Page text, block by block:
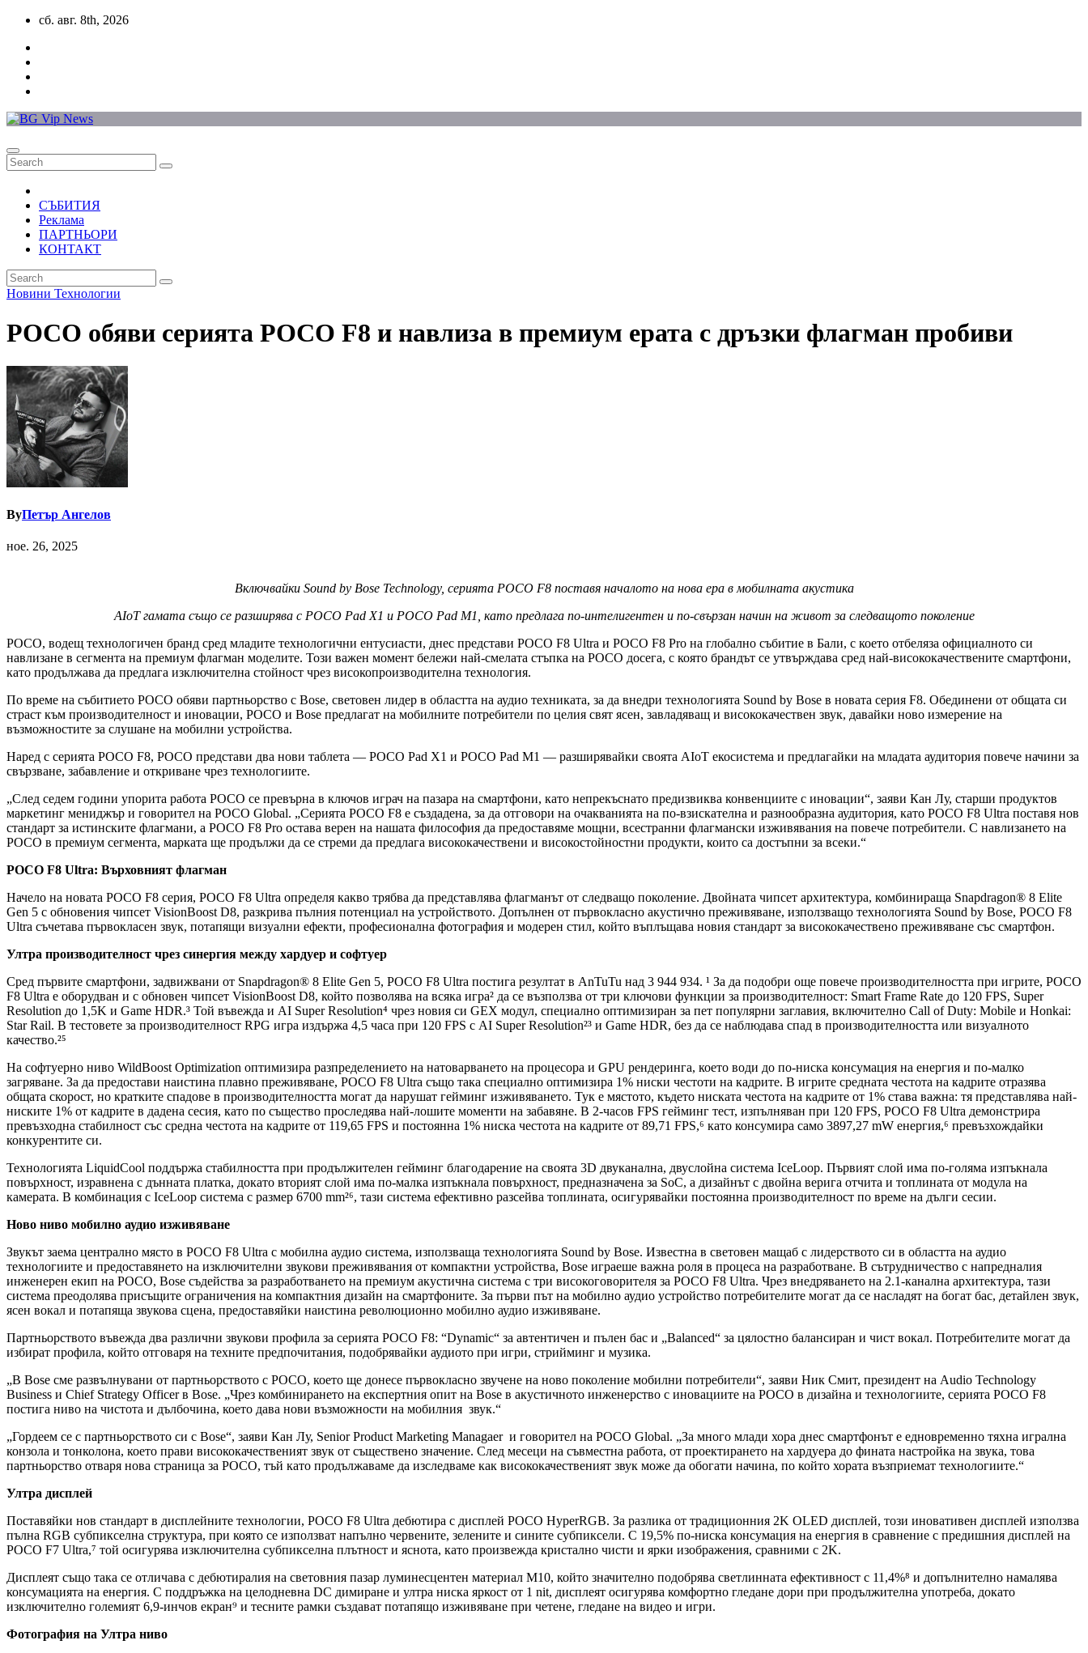
Skip
content
сб. авг. 8th, 2026
СЪБИТИЯ
Реклама
ПАРТНЬОРИ
КОНТАКТ
Новини Технологии
POCO обяви серията POCO F8 и навлиза в премиум ерата с дръзки флагман пробиви
ByПетър Ангелов
ное. 26, 2025
Включвайки Sound by Bose Technology, серията POCO F8 поставя началото на нова ера в мобилната акустика
AIoT гамата също се разширява с POCO Pad X1 и POCO Pad M1, като предлага по-интелигентен и по-свързан начин на живот за следващото поколение
POCO, водещ технологичен бранд сред младите технологични ентусиасти, днес представи POCO F8 Ultra и POCO F8 Pro на глобално събитие в Бали, с което отбеляза официалното си
навлизане в сегмента на премиум флагман моделите. Този важен момент бележи най-смелата стъпка на POCO досега, с която брандът се утвърждава сред най-висококачествените смартфони,
като продължава да предлага изключителна стойност чрез високопроизводителна технология.
По време на събитието POCO обяви партньорство с Bose, световен лидер в областта на аудио техниката, за да внедри технологията Sound by Bose в новата серия F8. Обединени от общата си
страст към производителност и иновации, POCO и Bose предлагат на мобилните потребители по целия свят ясен, завладяващ и висококачествен звук, давайки ново измерение на
възможностите за слушане на мобилни устройства.
Наред с серията POCO F8, POCO представи два нови таблета — POCO Pad X1 и POCO Pad M1 — разширявайки своята AIoT екосистема и предлагайки на младата аудитория повече начини за
свързване, забавление и откриване чрез технологиите.
„След седем години упорита работа POCO се превърна в ключов играч на пазара на смартфони, като непрекъснато предизвиква конвенциите с иновации“, заяви Кан Лу, старши продуктов
маркетинг мениджър и говорител на POCO Global. „Серията POCO F8 е създадена, за да отговори на очакванията на по-взискателна и разнообразна аудитория, като POCO F8 Ultra поставя нов
стандарт за истинските флагмани, а POCO F8 Pro остава верен на нашата философия да предоставяме мощни, всестранни флагмански изживявания на повече потребители. С навлизането на
POCO в премиум сегмента, марката ще продължи да се стреми да предлага висококачествени и високостойностни продукти, които са достъпни за всеки.“
POCO F8 Ultra: Върховният флагман
Начело на новата POCO F8 серия, POCO F8 Ultra определя какво трябва да представлява флагманът от следващо поколение. Двойната чипсет архитектура, комбинираща Snapdragon® 8 Elite
Gen 5 с обновения чипсет VisionBoost D8, разкрива пълния потенциал на устройството. Допълнен от първокласно акустично преживяване, използващо технологията Sound by Bose, POCO F8
Ultra съчетава първокласен звук, потапящи визуални ефекти, професионална фотография и модерен стил, който въплъщава новия стандарт за висококачествено преживяване със смартфон.
Ултра производителност чрез синергия между хардуер и софтуер
Сред първите смартфони, задвижвани от Snapdragon® 8 Elite Gen 5, POCO F8 Ultra постига резултат в AnTuTu над 3 944 934. ¹ За да подобри още повече производителността при игрите, POCO
F8 Ultra е оборудван и с обновен чипсет VisionBoost D8, който позволява на всяка игра² да се възползва от три ключови функции за производителност: Smart Frame Rate до 120 FPS, Super
Resolution до 1,5K и Game HDR.³ Той въвежда и AI Super Resolution⁴ чрез новия си GEX модул, специално оптимизиран за пет популярни заглавия, включително Call of Duty: Mobile и Honkai:
Star Rail. В тестовете за производителност RPG игра издържа 4,5 часа при 120 FPS с AI Super Resolution²³ и Game HDR, без да се наблюдава спад в производителността или визуалното
качество.²⁵
На софтуерно ниво WildBoost Optimization оптимизира разпределението на натоварването на процесора и GPU рендеринга, което води до по-ниска консумация на енергия и по-малко
загряване. За да предостави наистина плавно преживяване, POCO F8 Ultra също така специално оптимизира 1% ниски честоти на кадрите. В игрите средната честота на кадрите отразява
общата скорост, но кратките спадове в производителността могат да нарушат гейминг изживяването. Тук е мястото, където ниската честота на кадрите от 1% става важна: тя представлява най-
ниските 1% от кадрите в дадена сесия, като по същество проследява най-лошите моменти на забавяне. В 2-часов FPS гейминг тест, изпълняван при 120 FPS, POCO F8 Ultra демонстрира
превъзходна стабилност със средна честота на кадрите от 119,65 FPS и постоянна 1% ниска честота на кадрите от 89,71 FPS,⁶ като консумира само 3897,27 mW енергия,⁶ превъзхождайки
конкурентите си.
Технологията LiquidCool поддържа стабилността при продължителен гейминг благодарение на своята 3D двуканална, двуслойна система IceLoop. Първият слой има по-голяма изпъкнала
повърхност, изравнена с дънната платка, докато вторият слой има по-малка изпъкнала повърхност, предназначена за SoC, а дизайнът с двойна верига отчита и топлината от модула на
камерата. В комбинация с IceLoop система с размер 6700 mm²⁶, тази система ефективно разсейва топлината, осигурявайки постоянна производителност по време на дълги сесии.
Ново ниво мобилно аудио изживяване
Звукът заема централно място в POCO F8 Ultra с мобилна аудио система, използваща технологията Sound by Bose. Известна в световен мащаб с лидерството си в областта на аудио
технологиите и предоставянето на изключителни звукови преживявания от компактни устройства, Bose играеше важна роля в процеса на разработване. В сътрудничество с напредналия
инженерен екип на POCO, Bose съдейства за разработването на премиум акустична система с три високоговорителя за POCO F8 Ultra. Чрез внедряването на 2.1-канална архитектура, тази
система преодолява присъщите ограничения на компактния дизайн на смартфоните. За първи път на мобилно аудио устройство потребителите могат да се насладят на богат бас, детайлен звук,
ясен вокал и потапяща звукова сцена, предоставяйки наистина революционно мобилно аудио изживяване.
Партньорството въвежда два различни звукови профила за серията POCO F8: “Dynamic“ за автентичен и пълен бас и „Balanced“ за цялостно балансиран и чист вокал. Потребителите могат да
избират профила, който отговаря на техните предпочитания, подобрявайки аудиото при игри, стрийминг и музика.
„В Bose сме развълнувани от партньорството с POCO, което ще донесе първокласно звучене на ново поколение мобилни потребители“, заяви Ник Смит, президент на Audio Technology
Business и Chief Strategy Officer в Bose. „Чрез комбинирането на експертния опит на Bose в акустичното инженерство с иновациите на POCO в дизайна и технологиите, серията POCO F8
постига ниво на чистота и дълбочина, което дава нови възможности на мобилния звук.“
„Гордеем се с партньорството си с Bose“, заяви Кан Лу, Senior Product Marketing Managaer и говорител на POCO Global. „За много млади хора днес смартфонът е едновременно тяхна игрална
конзола и тонколона, което прави висококачественият звук от съществено значение. След месеци на съвместна работа, от проектирането на хардуера до фината настройка на звука, това
партньорство отваря нова страница за POCO, тъй като продължаваме да изследваме как висококачественият звук може да обогати начина, по който хората възприемат технологиите.“
Ултра дисплей
Поставяйки нов стандарт в дисплейните технологии, POCO F8 Ultra дебютира с дисплей POCO HyperRGB. За разлика от традиционния 2K OLED дисплей, този иновативен дисплей използва
пълна RGB субпикселна структура, при която се използват напълно червените, зелените и сините субпиксели. С 19,5% по-ниска консумация на енергия в сравнение с предишния дисплей на
POCO F7 Ultra,⁷ той осигурява изключителна субпикселна плътност и яснота, като произвежда кристално чисти и ярки изображения, сравними с 2K.
Дисплеят също така се отличава с дебютиралия на световния пазар луминесцентен материал M10, който значително подобрява светлинната ефективност с 11,4%⁸ и допълнително намалява
консумацията на енергия. С поддръжка на целодневна DC димиране и ултра ниска яркост от 1 nit, дисплеят осигурява комфортно гледане дори при продължителна употреба, докато
изключително големият 6,9-инчов екран⁹ и тесните рамки създават потапящо изживяване при четене, гледане на видео и игри.
Фотография на Ултра ниво